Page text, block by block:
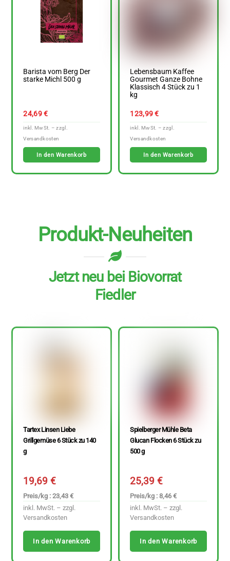
Barista vom Berg Der
starke Michl 500 g
24,69€
In den Warenkorb
Lebensbaum Kaffee
Gourmet Ganze Bohne
Klassisch 4 Stück zu 1
kg
123,99€
In den Warenkorb
Produkt-Neuheiten
Jetzt neu bei Biovorrat
Fiedler
Tartex Linsen Liebe
Grillgemüse 6 Stück zu 140
g
19,69€
Preis/kg : 23,43 €
inkl. MwSt. – zzgl.
Versandkosten
In den Warenkorb
Spielberger Mühle Beta
Glucan Flocken 6 Stück zu
500 g
25,39€
Preis/kg : 8,46 €
inkl. MwSt. – zzgl.
Versandkosten
In den Warenkorb